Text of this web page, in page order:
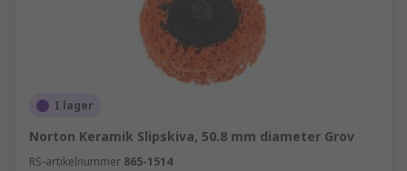
I lager
Norton Keramik Slipskiva, 50.8 mm diameter Grov
RS-artikelnummer 865-1514